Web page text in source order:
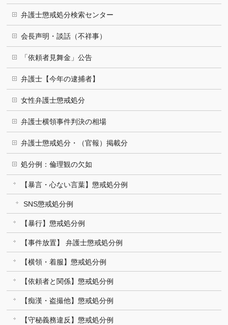
弁護士懲戒処分検索センター
会長声明・談話（不祥事）
「依頼者見舞金」公告
弁護士【今年の逮捕者】
女性弁護士懲戒処分
弁護士横領事件判決の相場
弁護士懲戒処分・（官報）掲載分
処分例：倫理観の欠如
【暴言・心ない言葉】懲戒処分例
SNS懲戒処分例
【暴行】懲戒処分例
【事件放置】 弁護士懲戒処分例
【横領・着服】懲戒処分例
【依頼者と関係】懲戒処分例
【痴漢・盗撮他】懲戒処分例
【守秘義務違反】懲戒処分例